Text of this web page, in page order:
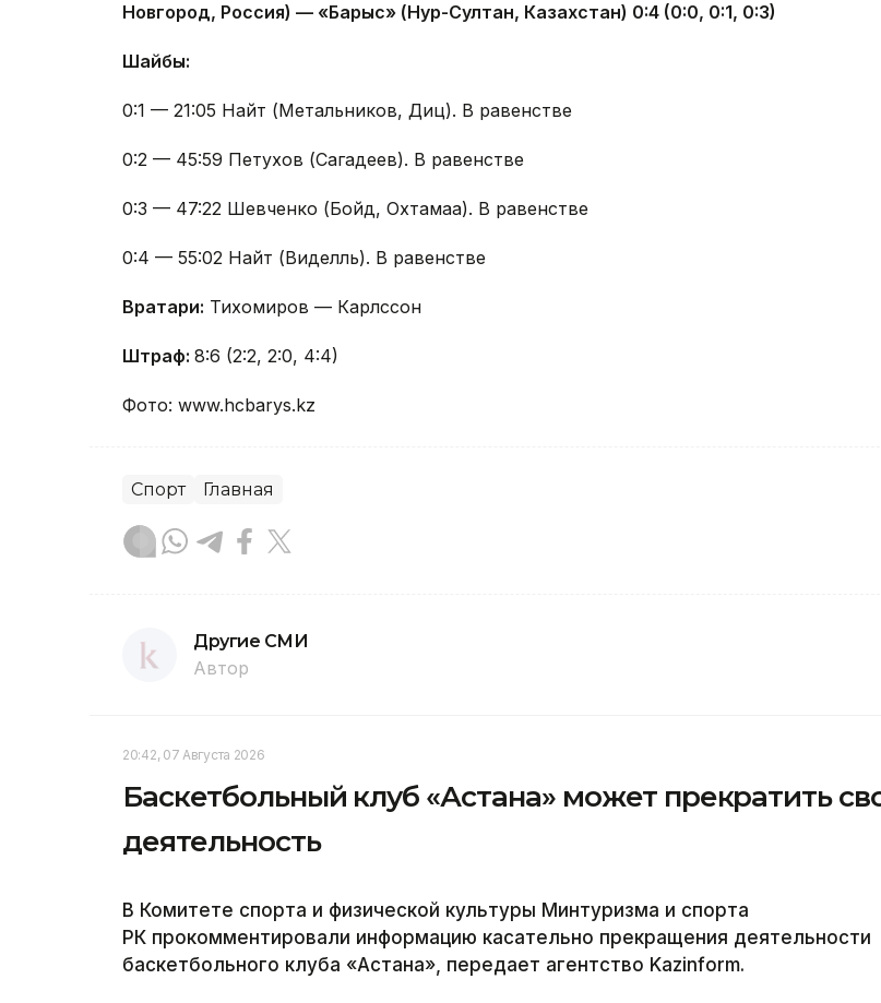
Новгород, Россия) — «Барыс» (Нур-Султан, Казахстан) 0:4 (0:0, 0:1, 0:3)
Шайбы:
0:1 — 21:05 Найт (Метальников, Диц). В равенстве
0:2 — 45:59 Петухов (Сагадеев). В равенстве
0:3 — 47:22 Шевченко (Бойд, Охтамаа). В равенстве
0:4 — 55:02 Найт (Виделль). В равенстве
Вратари: Тихомиров — Карлссон
Штраф: 8:6 (2:2, 2:0, 4:4)
Фото: www.hcbarys.kz
Спорт Главная
Другие СМИ
Автор
20:42, 07 Августа 2026
Баскетбольный клуб «Астана» может прекратить
деятельность
В Комитете спорта и физической культуры Минтуризма и спорта
РК прокомментировали информацию касательно прекращения деятельности
баскетбольного клуба «Астана», передает агентство Kazinform.